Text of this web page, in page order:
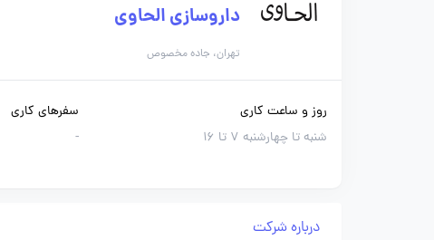
داروسازی الحاوی
تهران، جاده مخصوص
روز و ساعت کاری
شنبه تا چهارشنبه 7 تا 16
سفرهای کاری
-
درباره شرکت